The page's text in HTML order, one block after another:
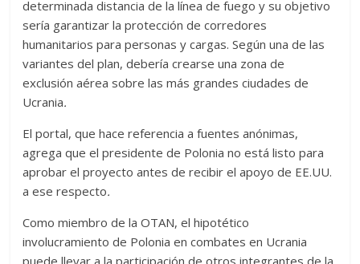
determinada distancia de la línea de fuego y su objetivo
sería garantizar la protección de corredores
humanitarios para personas y cargas. Según una de las
variantes del plan, debería crearse una zona de
exclusión aérea sobre las más grandes ciudades de
Ucrania.
El portal, que hace referencia a fuentes anónimas,
agrega que el presidente de Polonia no está listo para
aprobar el proyecto antes de recibir el apoyo de EE.UU.
a ese respecto.
Como miembro de la OTAN, el hipotético
involucramiento de Polonia en combates en Ucrania